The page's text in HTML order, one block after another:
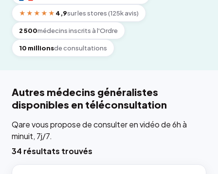
★★★★★ 4,9sur les stores (125k avis)
2 500médecins inscrits à l'Ordre
10 millionsde consultations
Autres médecins généralistes
disponibles en téléconsultation
Qare vous propose de consulter en vidéo de 6h à
minuit, 7j/7.
34 résultats trouvés